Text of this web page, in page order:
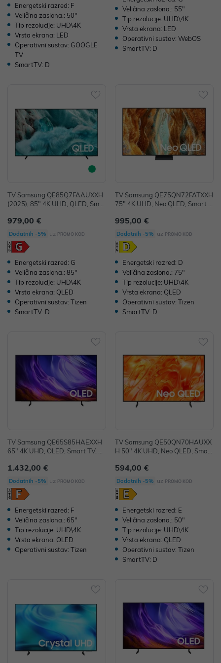
Energetski razred: F
Veličina zaslona.: 50"
Tip rezolucije: UHD\4K
Vrsta ekrana: LED
Operativni sustav: GOOGLE
TV
SmartTV: D
Veličina zaslona.: 55"
Tip rezolucije: UHD\4K
Vrsta ekrana: LED
Operativni sustav: WebOS
SmartTV: D
TV Samsung QE85Q7FAAUXXH
(2025), 85" 4K UHD, QLED, Smar
979,00 €
Dodatnih -5% uz PROMO KOD
Energetski razred: G
Veličina zaslona.: 85"
Tip rezolucije: UHD\4K
Vrsta ekrana: QLED
Operativni sustav: Tizen
SmartTV: D
TV Samsung QE75QN72FATXXH
75" 4K UHD, Neo QLED, Smart T
995,00 €
Dodatnih -5% uz PROMO KOD
Energetski razred: D
Veličina zaslona.: 75"
Tip rezolucije: UHD\4K
Vrsta ekrana: QLED
Operativni sustav: Tizen
SmartTV: D
TV Samsung QE65S85HAEXXH
65" 4K UHD, OLED, Smart TV, Q
1.432,00 €
Dodatnih -5% uz PROMO KOD
Energetski razred: F
Veličina zaslona.: 65"
Tip rezolucije: UHD\4K
Vrsta ekrana: OLED
Operativni sustav: Tizen
TV Samsung QE50QN70HAUXX
H 50" 4K UHD, Neo QLED, Smart
594,00 €
Dodatnih -5% uz PROMO KOD
Energetski razred: E
Veličina zaslona.: 50"
Tip rezolucije: UHD\4K
Vrsta ekrana: QLED
Operativni sustav: Tizen
SmartTV: D